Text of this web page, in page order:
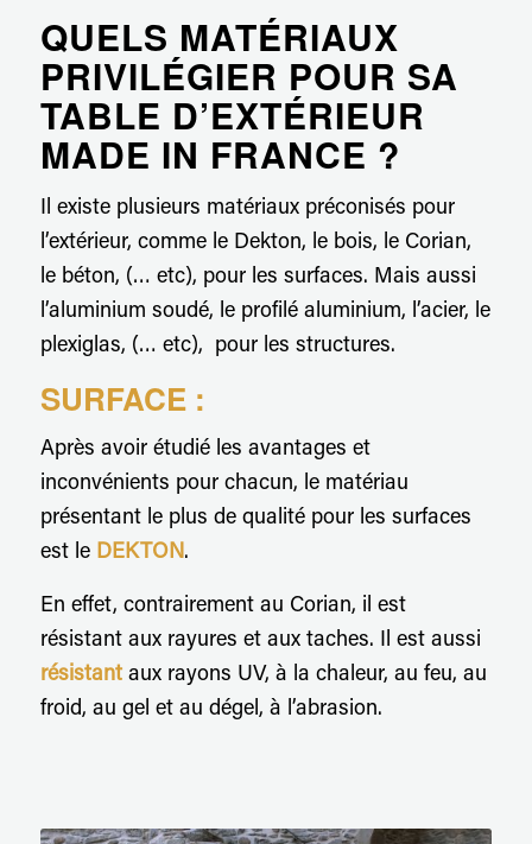
QUELS MATÉRIAUX
PRIVILÉGIER POUR SA
TABLE D’EXTÉRIEUR
MADE IN FRANCE ?
Il existe plusieurs matériaux préconisés pour
l’extérieur, comme le Dekton, le bois, le Corian,
le béton, (… etc), pour les surfaces. Mais aussi
l’aluminium soudé, le profilé aluminium, l’acier, le
plexiglas, (… etc), pour les structures.
SURFACE :
Après avoir étudié les avantages et
inconvénients pour chacun, le matériau
présentant le plus de qualité pour les surfaces
est le DEKTON.
En effet, contrairement au Corian, il est
résistant aux rayures et aux taches. Il est aussi
résistantaux rayons UV, à la chaleur, au feu, au
froid, au gel et au dégel, à l’abrasion.